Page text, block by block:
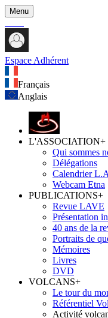
Menu
Espace Adhérent
Français
Anglais
L'ASSOCIATION+
Qui sommes
Délégations
Calendrier
Webcam Etna
PUBLICATIONS+
Revue LAVE
Présentation
40 ans de la
Portraits de
Mémoires
Livres
DVD
VOLCANS+
Le tour du
Référentiel
Activité